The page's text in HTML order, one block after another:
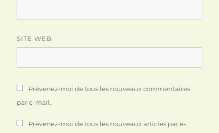
SITE WEB
Prévenez-moi de tous les nouveaux commentaires
par e-mail.
Prévenez-moi de tous les nouveaux articles par e-